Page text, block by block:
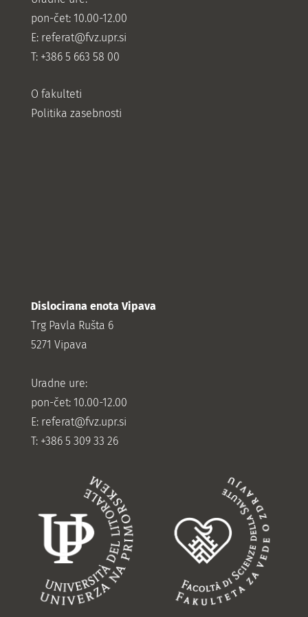
pon-čet: 10.00-12.00
E: referat@fvz.upr.si
T: +386 5 663 58 00
O fakulteti
Politika zasebnosti
Dislocirana enota Vipava
Trg Pavla Rušta 6
5271 Vipava
Uradne ure:
pon-čet: 10.00-12.00
E: referat@fvz.upr.si
T: +386 5 309 33 26